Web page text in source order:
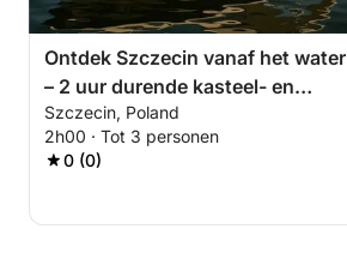
Ontdek Szczecin vanaf het water
– 2 uur durende kasteel- en
eilandtour
Szczecin, Poland
2h00 · Tot 3 personen
0 (0)